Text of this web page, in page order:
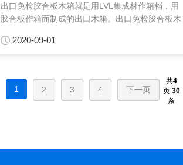
出口免检胶合板木箱就是用LVL集成材作箱档，用
胶合板作箱面制成的出口木箱。出口免检胶合板木
寸和重量，在各构件结合处采取相应的加固措施，
2020-09-01
1 2 3 4 下一页
共4
页 30
条